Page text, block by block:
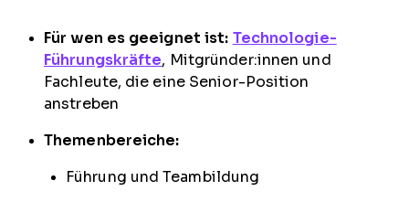
Für wen es geeignet ist: Technologie-
Führungskräfte, Mitgründer:innen und
Fachleute, die eine Senior-Position
anstreben
Themenbereiche:
Führung und Teambildung